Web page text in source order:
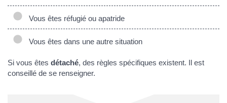
Vous êtes réfugié ou apatride
Vous êtes dans une autre situation
Si vous êtes détaché, des règles spécifiques existent. Il est
conseillé de se renseigner.